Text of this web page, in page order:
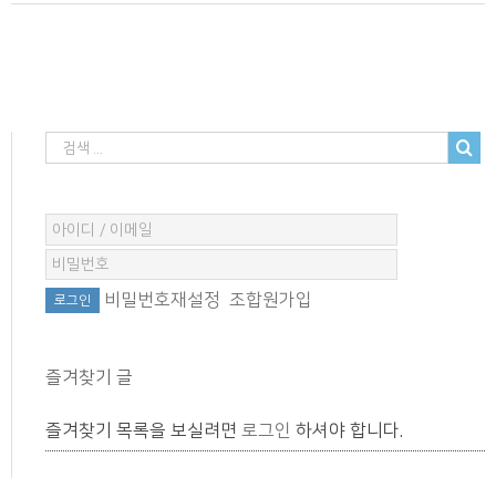
비밀번호재설정 조합원가입
즐겨찾기 글
즐겨찾기 목록을 보실려면 로그인 하셔야 합니다.